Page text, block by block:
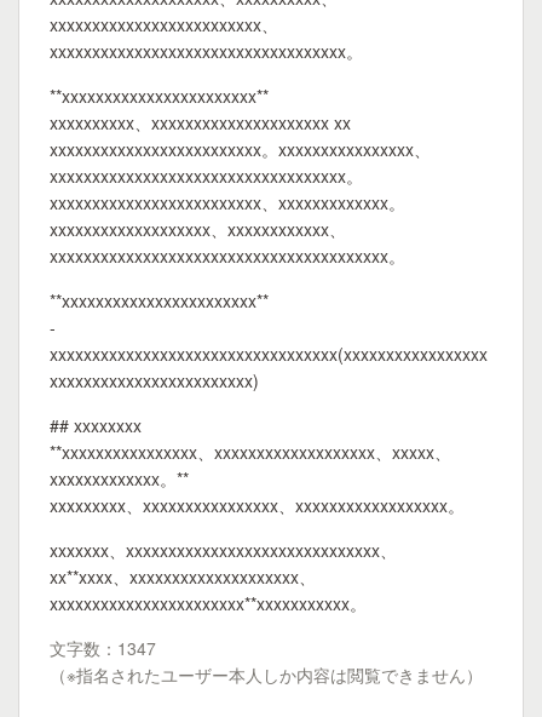
xxxxxxxxxxxxxxxxxxxxxxxxx、
xxxxxxxxxxxxxxxxxxxxxxxxxxxxxxxxxxx。
**xxxxxxxxxxxxxxxxxxxxxxx**
xxxxxxxxxx、xxxxxxxxxxxxxxxxxxxxx xx
xxxxxxxxxxxxxxxxxxxxxxxxx。xxxxxxxxxxxxxxxx、
xxxxxxxxxxxxxxxxxxxxxxxxxxxxxxxxxxx。
xxxxxxxxxxxxxxxxxxxxxxxxx、xxxxxxxxxxxxx。
xxxxxxxxxxxxxxxxxxx、xxxxxxxxxxxx、
xxxxxxxxxxxxxxxxxxxxxxxxxxxxxxxxxxxxxxxx。
**xxxxxxxxxxxxxxxxxxxxxxx**
-
xxxxxxxxxxxxxxxxxxxxxxxxxxxxxxxxxx(xxxxxxxxxxxxxxxxx
xxxxxxxxxxxxxxxxxxxxxxxx)
## xxxxxxxx
**xxxxxxxxxxxxxxxx、xxxxxxxxxxxxxxxxxxx、xxxxx、
xxxxxxxxxxxxx。**
xxxxxxxxx、xxxxxxxxxxxxxxxx、xxxxxxxxxxxxxxxxxx。
xxxxxxx、xxxxxxxxxxxxxxxxxxxxxxxxxxxxxx、
xx**xxxx、xxxxxxxxxxxxxxxxxxxx、
xxxxxxxxxxxxxxxxxxxxxxx**xxxxxxxxxxx。
文字数：1347
（※指名されたユーザー本人しか内容は閲覧できません）